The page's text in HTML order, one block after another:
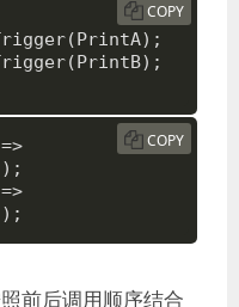
COPY
=>
=>
);
COPY
前后调用顺序结合